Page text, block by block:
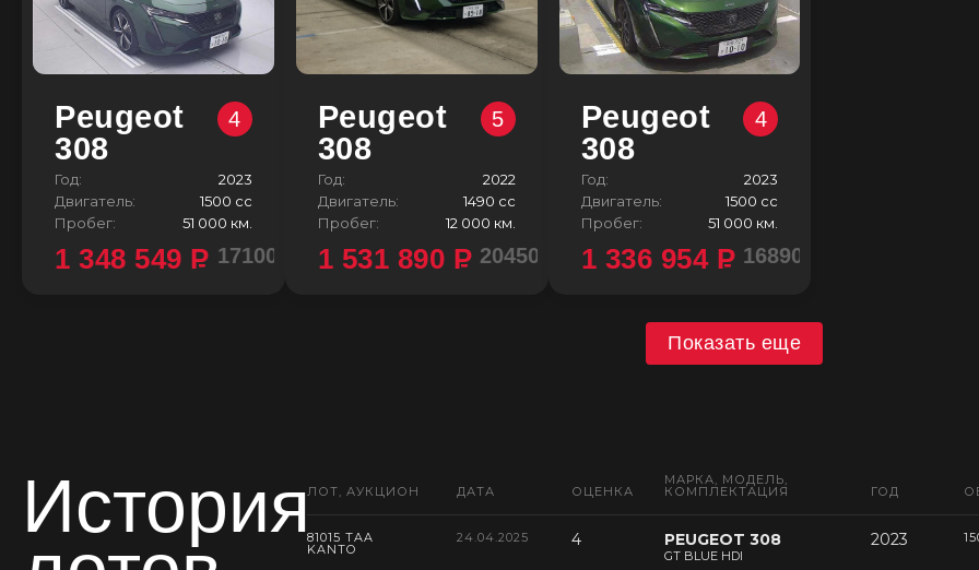
Peugeot
308
4
Год:
2023
Двигатель:
1500 сс
Пробег:
51 000 км.
1 348 549 P 1710000 ¥
Peugeot
308
5
Год:
2022
Двигатель:
1490 сс
Пробег:
12 000 км.
1 531 890 P 2045000 ¥
Peugeot
308
4
Год:
2023
Двигатель:
1500 сс
Пробег:
51 000 км.
1 336 954 P 1689000 ¥
Показать еще
ИсторияЛОТ, АУКЦИОН ДАТА ОЦЕНКА
МАРКА, МОДЕЛЬ,
КОМПЛЕКТАЦИЯ ГОД
81015 TAA
KANTO
24.04.2025 4 PEUGEOT 308
GT BLUE HDI
2023